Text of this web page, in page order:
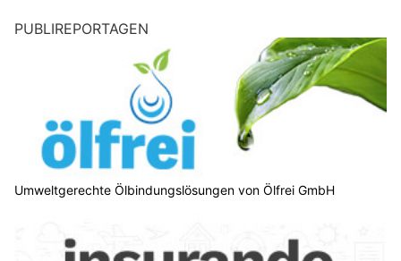
PUBLIREPORTAGEN
Umweltgerechte Ölbindungslösungen von Ölfrei GmbH